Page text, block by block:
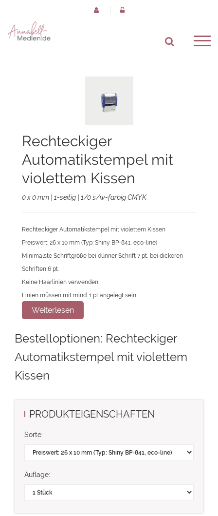
Rechteckiger
Automatikstempel mit
violettem Kissen
0 x 0 mm | 1-seitig | 1/0 s/w-farbig CMYK
Rechteckiger Automatikstempel mit violettem Kissen
Preiswert: 26 x 10 mm (Typ: Shiny BP-841, eco-line)
Minimalste Schriftgröße bei dünner Schrift 7 pt, bei dickeren
Schriften 6 pt.
Keine Haarlinien verwenden.
Linien müssen mit mind. 1 pt angelegt sein.
Beim Setzen rundum mind. 0,5 mm Platz zum Außenrand lassen.
vektorisierte Druckdatei als PDF. Wenn Sie uns Ihre Druckdaten
aufweisen. Alle Elemente, die Ihr Stempel enthalten soll, müssen
in 100 % Schwarz eingefärbt werden.
Weiterlesen
Bestelloptionen: Rechteckiger
Automatikstempel mit violettem
Kissen
PRODUKTEIGENSCHAFTEN
Sorte:
Auflage: